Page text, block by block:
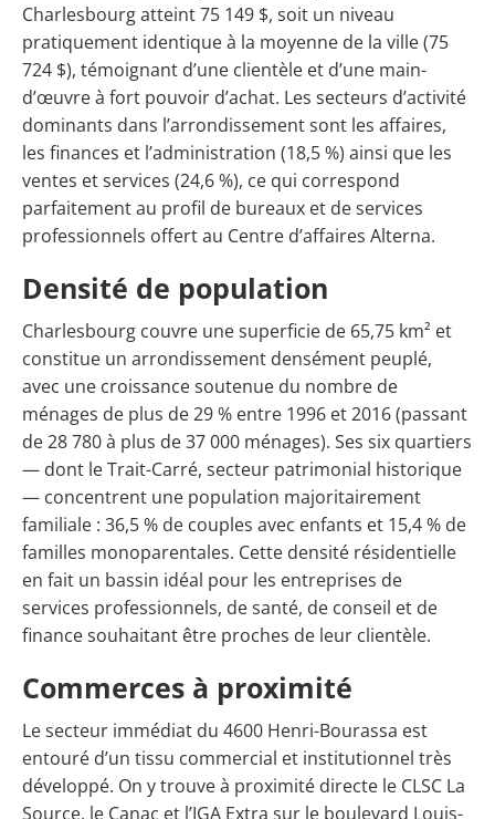
Charlesbourg atteint 75 149 $, soit un niveau
pratiquement identique à la moyenne de la ville (75
724 $), témoignant d’une clientèle et d’une main-
d’œuvre à fort pouvoir d’achat. Les secteurs d’activité
dominants dans l’arrondissement sont les affaires,
les finances et l’administration (18,5 %) ainsi que les
ventes et services (24,6 %), ce qui correspond
parfaitement au profil de bureaux et de services
professionnels offert au Centre d’affaires Alterna.
Densité de population
Charlesbourg couvre une superficie de 65,75 km² et
constitue un arrondissement densément peuplé,
avec une croissance soutenue du nombre de
ménages de plus de 29 % entre 1996 et 2016 (passant
de 28 780 à plus de 37 000 ménages). Ses six quartiers
— dont le Trait-Carré, secteur patrimonial historique
— concentrent une population majoritairement
familiale : 36,5 % de couples avec enfants et 15,4 % de
familles monoparentales. Cette densité résidentielle
en fait un bassin idéal pour les entreprises de
services professionnels, de santé, de conseil et de
finance souhaitant être proches de leur clientèle.
Commerces à proximité
Le secteur immédiat du 4600 Henri-Bourassa est
entouré d’un tissu commercial et institutionnel très
développé. On y trouve à proximité directe le CLSC La
Source, le Canac et l’IGA Extra sur le boulevard Louis-